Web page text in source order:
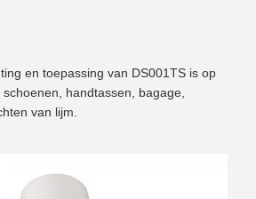
en toepassing van DS001TS is op
handtassen, bagage,
van lijm.